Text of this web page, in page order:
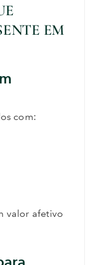
EM
com:
valor afetivo